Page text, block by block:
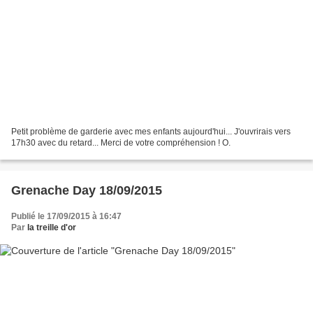
Petit problème de garderie avec mes enfants aujourd'hui... J'ouvrirais vers
17h30 avec du retard... Merci de votre compréhension ! O.
Grenache Day 18/09/2015
Publié le 17/09/2015 à 16:47
Par la treille d'or